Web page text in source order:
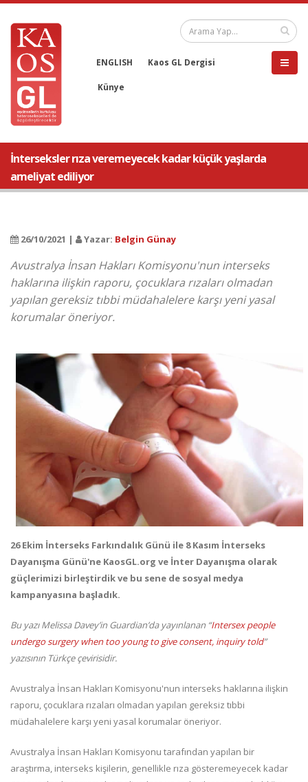
ENGLISH Kaos GL Dergisi
Künye
İnterseksler rıza veremeyecek kadar küçük yaşlarda
ameliyat ediliyor
26/10/2021 | Yazar: Belgin Günay
Avustralya İnsan Hakları Komisyonu'nun interseks
haklarına ilişkin raporu, çocuklara rızaları olmadan
yapılan gereksiz tıbbi müdahalelere karşı yeni yasal
korumalar öneriyor.
26 Ekim İnterseks Farkındalık Günü ile 8 Kasım İnterseks
Dayanışma Günü'ne KaosGL.org ve İnter Dayanışma olarak
güçlerimizi birleştirdik ve bu sene de sosyal medya
kampanyasına başladık.
Bu yazı Melissa Davey’in Guardian’da yayınlanan “Intersex people
undergo surgery when too young to give consent, inquiry told”
yazısının Türkçe çevirisidir.
Avustralya İnsan Hakları Komisyonu'nun interseks haklarına ilişkin
raporu, çocuklara rızaları olmadan yapılan gereksiz tıbbi
müdahalelere karşı yeni yasal korumalar öneriyor.
Avustralya İnsan Hakları Komisyonu tarafından yapılan bir
araştırma, interseks kişilerin, genellikle rıza gösteremeyecek kadar